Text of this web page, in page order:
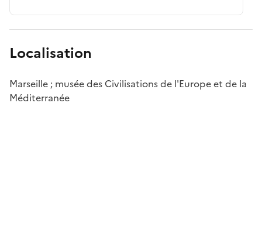
Localisation
Marseille ; musée des Civilisations de l'Europe et de la
Méditerranée